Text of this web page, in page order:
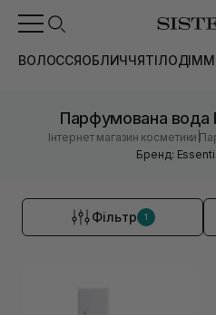
ВОЛОССЯОБЛИЧЧЯТІЛОДІМ
Парфумована вода
Інтернет магазин косметики |
Бренд:
Фільтр 1